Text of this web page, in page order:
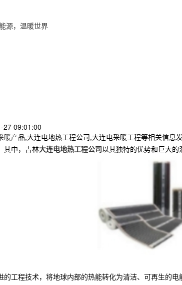
源，温暖世界
27 09:01:00
暖产品,大连电地热工程公司,大连电采暖工程等相关信息
其中，吉林大连电地热工程公司以其独特的优势和巨大的
工程技术，将地球内部的热能转化为清洁、可再生的